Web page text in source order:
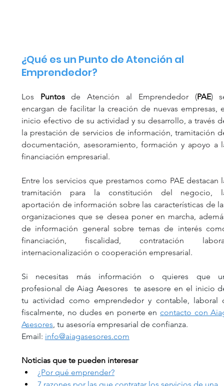
¿Qué es un Punto de Atención al
Emprendedor?
Los Puntos de Atención al Emprendedor (PAE)
encargan de facilitar la creación de nuevas empresas,
inicio efectivo de su actividad y su desarrollo, a través
la prestación de servicios de información, tramitación
documentación, asesoramiento, formación y apoyo a
financiación empresarial.
Entre los servicios que prestamos como PAE destacan
tramitación para la constitución del negocio,
aportación de información sobre las características de
organizaciones que se desea poner en marcha,
de información general sobre temas de interés
financiación, fiscalidad, contratación
internacionalización o cooperación empresarial.
Si necesitas más información o quieres que
profesional de Aiag Asesores  te asesore en el inicio
tu actividad como emprendedor y contable, laboral
fiscalmente, no dudes en ponerte en contacto con
Asesores, tu asesoría empresarial de confianza.
Email: info@aiagasesores.com
Noticias que te pueden interesar
¿Por qué emprender?